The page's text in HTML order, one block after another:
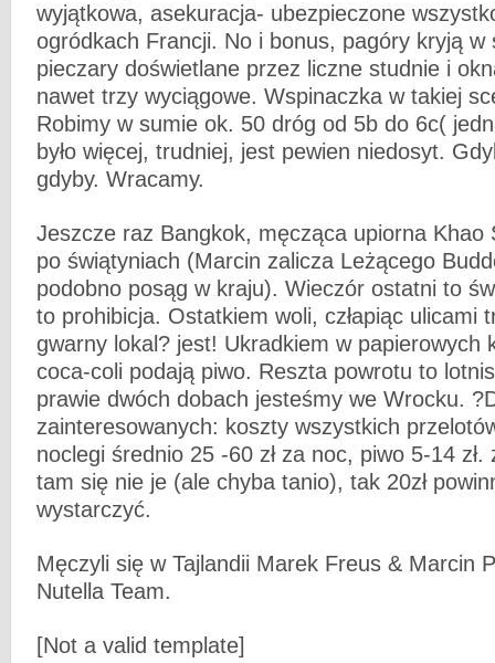
wyjątkowa, asekuracja- ubezpieczone
ogródkach Francji. No i bonus, pagóry kryją w
pieczary doświetlane przez liczne studnie i
nawet trzy wyciągowe. Wspinaczka w takiej
Robimy w sumie ok. 50 dróg od 5b do 6c(
było więcej, trudniej, jest pewien niedosyt.
gdyby. Wracamy.
Jeszcze raz Bangkok, męcząca upiorna Khao
po świątyniach (Marcin zalicza Leżącego
podobno posąg w kraju). Wieczór ostatni to
to prohibicja. Ostatkiem woli, człapiąc ulicami
gwarny lokal? jest! Ukradkiem w papierowych
coca-coli podają piwo. Reszta powrotu to
prawie dwóch dobach jesteśmy we Wrocku.
zainteresowanych: koszty wszystkich
noclegi średnio 25 -60 zł za noc, piwo 5-14
tam się nie je (ale chyba tanio), tak 20zł
wystarczyć.
Męczyli się w Tajlandii Marek Freus & Marcin
Nutella Team.
[Not a valid template]